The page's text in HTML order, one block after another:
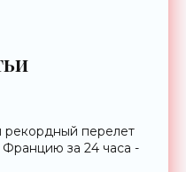
рекордный перелет
Францию за 24 часа -